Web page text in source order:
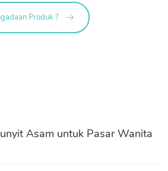
Produk ?
Asam untuk Pasar Wanita